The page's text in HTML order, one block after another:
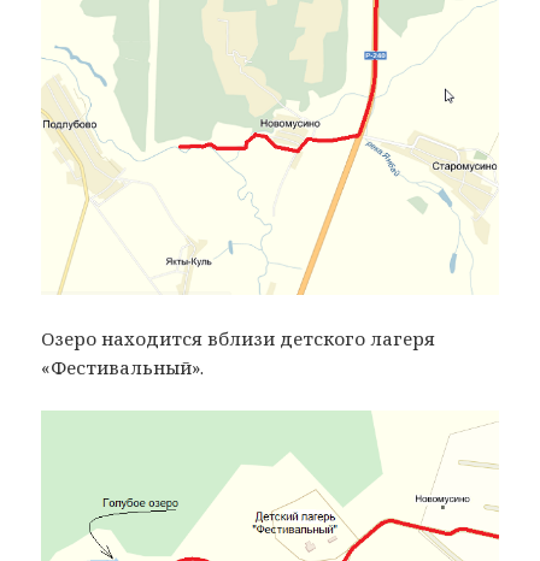
Озеро находится вблизи детского лагеря
«Фестивальный».